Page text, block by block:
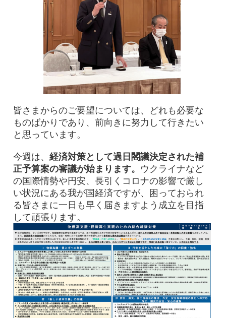
皆さまからのご要望については、どれも必要な
ものばかりであり、前向きに努力して行きたい
と思っています。
今週は、 経済対策として過日閣議決定された補
正予算案の審議が始まります。
ウクライナなど
の国際情勢や円安、長引くコロナの影響で厳し
い状況にある我が国経済ですが、困っておられ
る皆さまに一日も早く届きますよう成立を目指
して頑張ります。